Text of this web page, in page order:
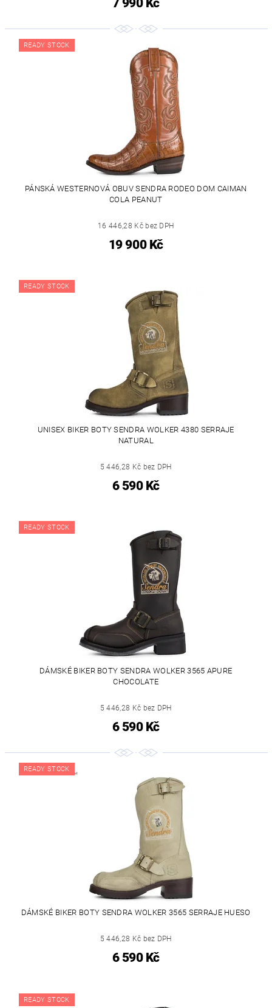
7 990 Kč
READY STOCK
PÁNSKÁ WESTERNOVÁ OBUV SENDRA RODEO DOM CAIMAN
COLA PEANUT
16 446,28 Kč bez DPH
19 900 Kč
READY STOCK
UNISEX BIKER BOTY SENDRA WOLKER 4380 SERRAJE
NATURAL
5 446,28 Kč bez DPH
6 590 Kč
READY STOCK
DÁMSKÉ BIKER BOTY SENDRA WOLKER 3565 APURE
CHOCOLATE
5 446,28 Kč bez DPH
6 590 Kč
READY STOCK
DÁMSKÉ BIKER BOTY SENDRA WOLKER 3565 SERRAJE HUESO
5 446,28 Kč bez DPH
6 590 Kč
READY STOCK